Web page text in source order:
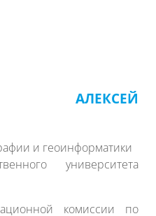
АЛЕКСЕЙ
и геоинформатики
го университета
комиссии по